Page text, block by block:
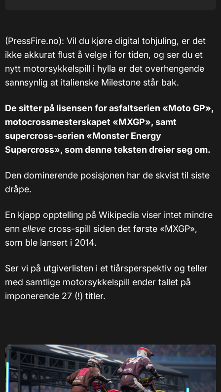
(PressFire.no): Vil du kjøre digital tohjuling, er det
ikke akkurat flust å velge i for tiden, og ser du et
nytt motorsykkelspill i hylla er det overhengende
sannsynlig at italienske Milestone står bak.
De sitter på lisensen for asfaltserien «Moto GP»,
motocrossmesterskapet «MXGP», samt
supercross-serien «Monster Energy
Supercross», som denne teksten dreier seg om.
Den dominerende posisjonen har de skvist til siste
dråpe.
En kjapp opptelling på Wikipedia viser intet mindre
enn elleve cross-spill siden det første «MXGP»,
som ble lansert i 2014.
Ser vi på utgiverlisten i et tiårsperspektiv og teller
med samtlige motorsykkelspill ender tallet på
imponerende 27 (!) titler.